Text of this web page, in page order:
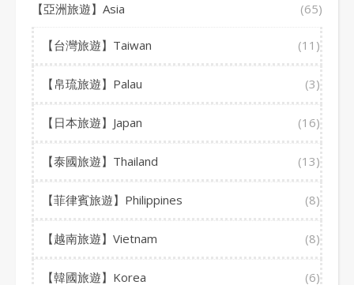
【亞洲旅遊】Asia (65)
【台灣旅遊】Taiwan (11)
【帛琉旅遊】Palau (3)
【日本旅遊】Japan (16)
【泰國旅遊】Thailand (13)
【菲律賓旅遊】Philippines (8)
【越南旅遊】Vietnam (8)
【韓國旅遊】Korea (6)